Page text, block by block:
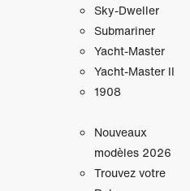
Sky‑Dweller
Submariner
Yacht‑Master
Yacht‑Master II
1908
Nouveaux
modèles 2026
Trouvez votre